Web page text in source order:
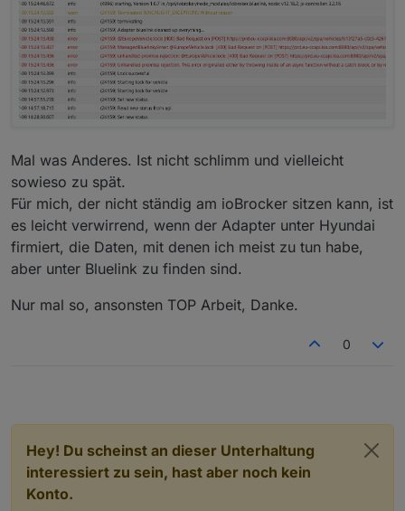
bluelink.0
2021-07-06 14:49:03.331	warn	Read-
bluelink.0
2021-07-06 14:49:03.282	warn	Read-
bluelink.0
2021-07-06 14:49:03.274	warn	Read-
bluelink.0
2021-07-06 14:49:03.202	warn	Read-
bluelink.0
bluelink.0
Mal was Anderes. Ist nicht schlimm und vielleicht
sowieso zu spät.
Für mich, der nicht ständig am ioBrocker sitzen kann, ist
es leicht verwirrend, wenn der Adapter unter Hyundai
firmiert, die Daten, mit denen ich meist zu tun habe,
aber unter Bluelink zu finden sind.
Nur mal so, ansonsten TOP Arbeit, Danke.
0
Hey! Du scheinst an dieser Unterhaltung
interessiert zu sein, hast aber noch kein
Konto.